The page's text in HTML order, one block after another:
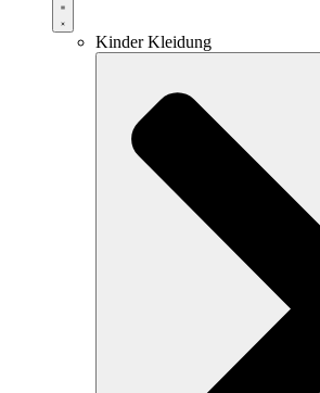
Kinder Kleidung